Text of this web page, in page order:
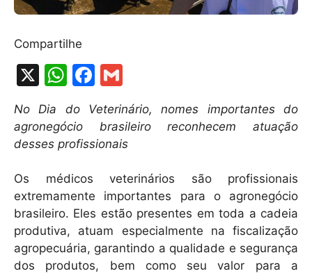
Compartilhe
X
W
h
at
s
p
p
F
a
c
e
o
o
k
m
ai
l
No Dia do Veterinário, nomes importantes do
agronegócio brasileiro reconhecem atuação
desses profissionais
Os médicos veterinários são profissionais
extremamente importantes para o agronegócio
brasileiro. Eles estão presentes em toda a cadeia
produtiva, atuam especialmente na fiscalização
agropecuária, garantindo a qualidade e segurança
dos produtos, bem como seu valor para a